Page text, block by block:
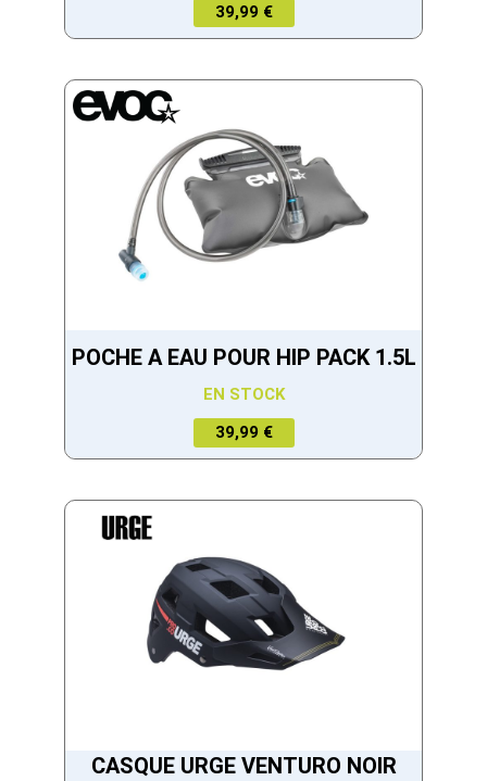
39,99 €
POCHE A EAU POUR HIP PACK 1.5L
EN STOCK
39,99 €
CASQUE URGE VENTURO NOIR